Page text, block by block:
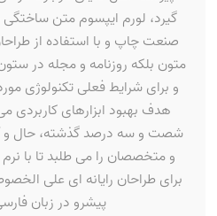
گیرد، لورم ایپسوم متن ساختگی
صنعت چاپ و با استفاده از
متون بلکه روزنامه و مجله در
و برای شرایط فعلی تکنولوژی
هدف بهبود ابزارهای کاربردی
شصت و سه درصد گذشته، حال و
و متخصصان را می طلبد تا با
برای طراحان رایانه ای علی
پیشرو در زبان